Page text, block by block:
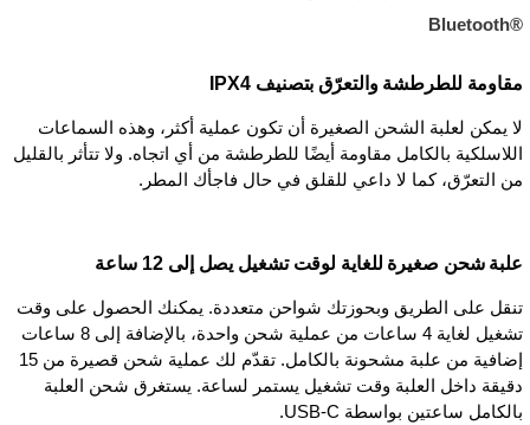
Bluetooth®‎
مقاومة للطرطشة والتعرّق بتصنيف IPX4
لا يمكن لعلبة الشحن الصغيرة أن تكون عملية أكثر، وهذه السماعات
اللاسلكية بالكامل مقاومة أيضًا للطرطشة من أي اتجاه. ولا تتأثر بالقليل
من التعرّق، كما لا داعي للقلق في حال فاجأك المطر.
علبة شحن صغيرة للغاية لوقت تشغيل يصل إلى 12 ساعة
تنقل على الطريق وبحوزتك شواحن متعددة. يمكنك الحصول على وقت
تشغيل لغاية 4 ساعات من عملية شحن واحدة، بالإضافة إلى 8 ساعات
إضافية من علبة مشحونة بالكامل. تقدّم لك عملية شحن قصيرة من 15
دقيقة داخل العلبة وقت تشغيل يستمر لساعة. يستغرق شحن العلبة
بالكامل ساعتين بواسطة USB-C.